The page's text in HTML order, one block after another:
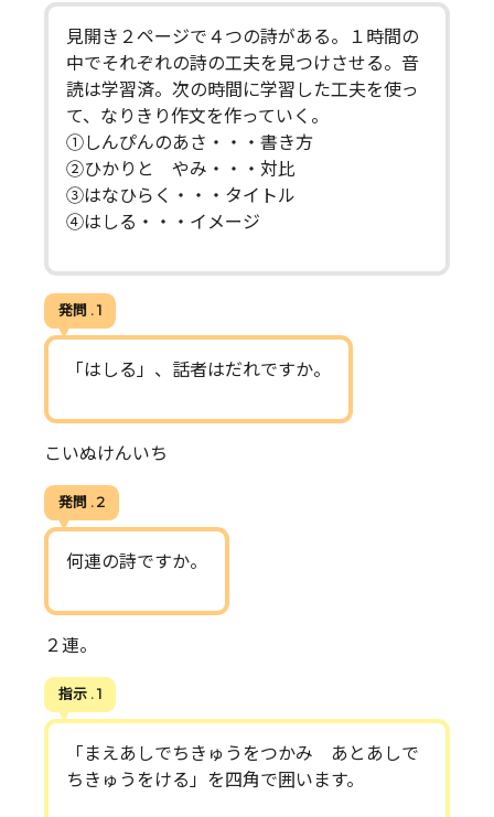
見開き２ページで４つの詩がある。１時間の
中でそれぞれの詩の工夫を見つけさせる。音
読は学習済。次の時間に学習した工夫を使っ
て、なりきり作文を作っていく。
➀しんぴんのあさ・・・書き方
②ひかりと やみ・・・対比
③はなひらく・・・タイトル
④はしる・・・イメージ
発問 . 1
「はしる」、話者はだれですか。
こいぬけんいち
発問 . 2
何連の詩ですか。
２連。
指示 . 1
「まえあしでちきゅうをつかみ あとあしで
ちきゅうをける」を四角で囲います。